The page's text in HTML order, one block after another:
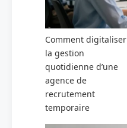
Comment digitaliser
la gestion
quotidienne d’une
agence de
recrutement
temporaire